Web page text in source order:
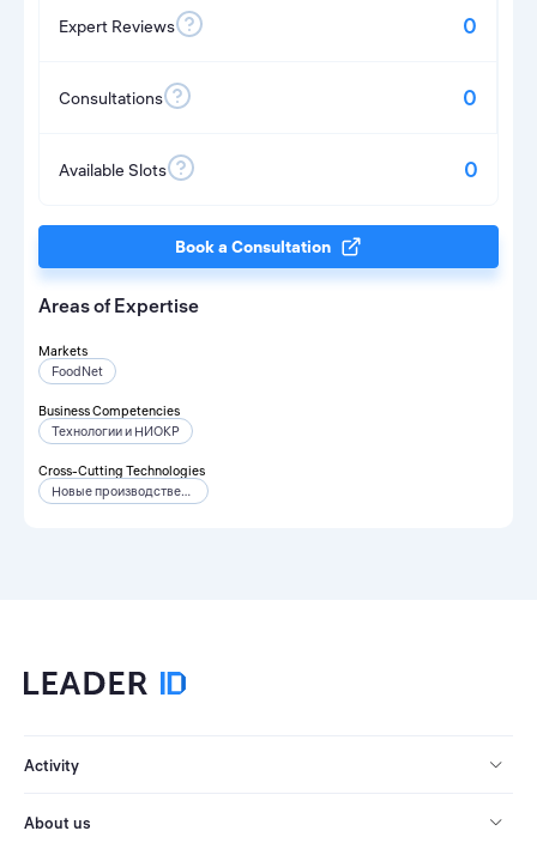
Expert Reviews 0
Consultations 0
Available Slots 0
Book a Consultation
Areas of Expertise
Markets
FoodNet
Business Competencies
Технологии и НИОКР
Cross-Cutting Technologies
Новые производственные технологии
Activity
About us